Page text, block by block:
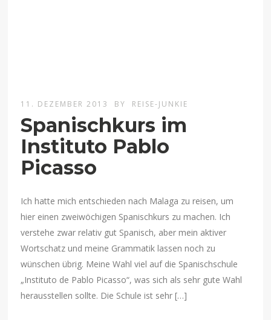
11. DEZEMBER 2013 BY REISE-JUNKIE
Spanischkurs im
Instituto Pablo
Picasso
Ich hatte mich entschieden nach Malaga zu reisen, um
hier einen zweiwöchigen Spanischkurs zu machen. Ich
verstehe zwar relativ gut Spanisch, aber mein aktiver
Wortschatz und meine Grammatik lassen noch zu
wünschen übrig. Meine Wahl viel auf die Spanischschule
„Instituto de Pablo Picasso“, was sich als sehr gute Wahl
herausstellen sollte. Die Schule ist sehr […]